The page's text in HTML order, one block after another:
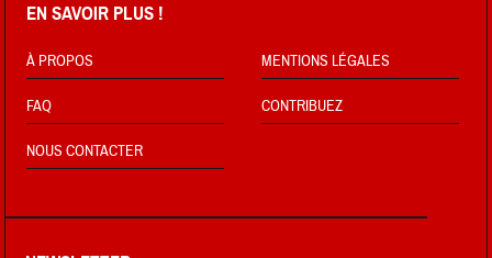
EN SAVOIR PLUS !
À PROPOS MENTIONS LÉGALES
FAQ CONTRIBUEZ
NOUS CONTACTER